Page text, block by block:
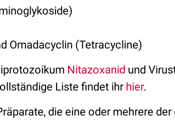
Omadacyclin (Tetracycline)
Nitazoxanid und
Liste findet ihrhier.
die eine oder mehrere